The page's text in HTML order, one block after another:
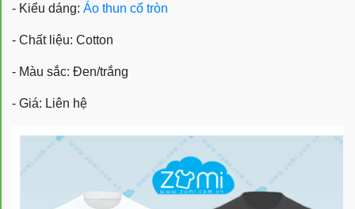
- Kiểu dáng: Áo thun cổ tròn
- Chất liệu: Cotton
- Màu sắc: Đen/trắng
- Giá: Liên hệ